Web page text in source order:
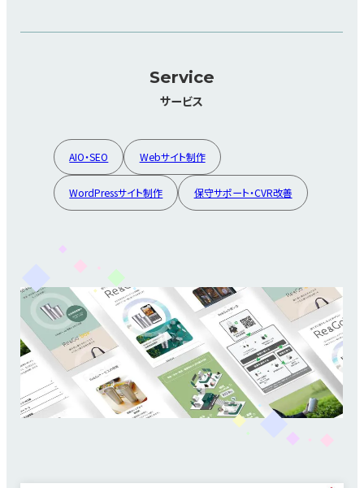
Service
サービス
AIO・SEO Webサイト制作
WordPressサイト制作 保守サポート・CVR改善